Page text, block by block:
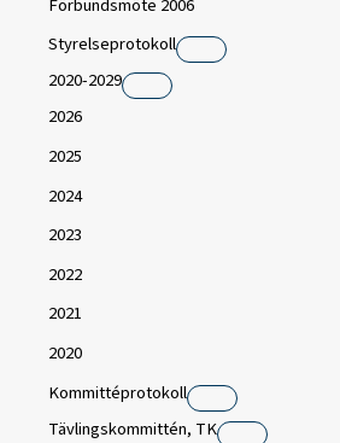
Styrelseprotokoll
2020-2029
2026
2025
2024
2023
2022
2021
2020
Kommittéprotokoll
Tävlingskommittén, TK